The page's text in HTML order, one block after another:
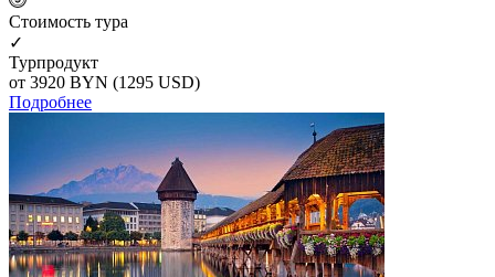
Cтоимость тура
✓
Турпродукт
от 3920 BYN (1295 USD)
Подробнее